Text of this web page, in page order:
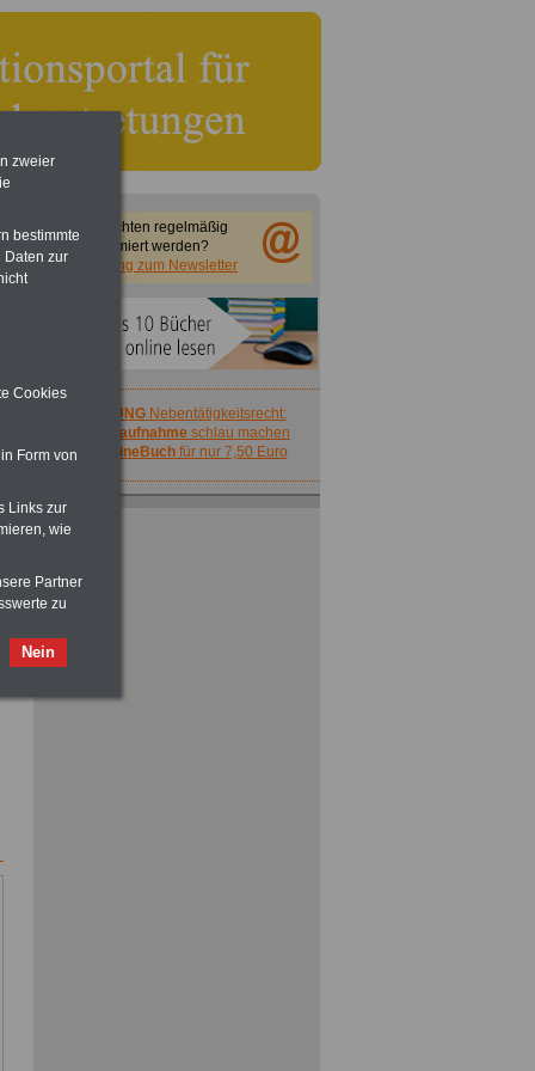
Sie möchten regelmäßig
informiert werden?
Anmeldung zum Newsletter
ACHTUNGNebentätigkeitsrecht:
vor Jobaufnahme schlau machen
>>>
OnlineBuchfür nur 7,50 Euro
zweier
bestimmte
Daten zur
Cookies
Form von
Links zur
wie
Partner
zu
Nein